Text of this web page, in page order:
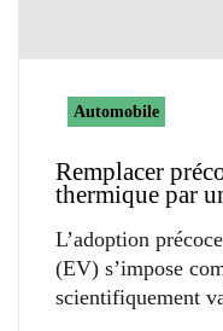
Automobile
Remplacer
thermique par
L’adoption
(EV) s’impose
scientifiquement